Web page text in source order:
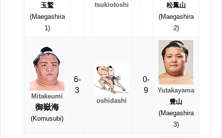
玉鷲
(Maegashira
1)
tsukiotoshi
松鳳山
(Maegashira
2)
Mitakeumi
御嶽海
(Komusubi)
6-
3
oshidashi
0-
9
Yutakayama
豊山
(Maegashira
3)